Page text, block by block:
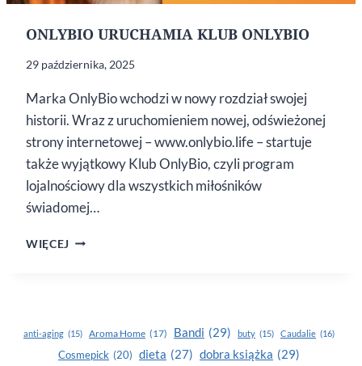
ONLYBIO URUCHAMIA KLUB ONLYBIO
29 października, 2025
Marka OnlyBio wchodzi w nowy rozdział swojej
historii. Wraz z uruchomieniem nowej, odświeżonej
strony internetowej – www.onlybio.life – startuje
także wyjątkowy Klub OnlyBio, czyli program
lojalnościowy dla wszystkich miłośników
świadomej…
WIĘCEJ ONLYBIO
anti-aging (15) Aroma Home (17) Bandi (29) buty (15) Caudalie (16)
Cosmepick (20) dieta (27) dobra książka (29)